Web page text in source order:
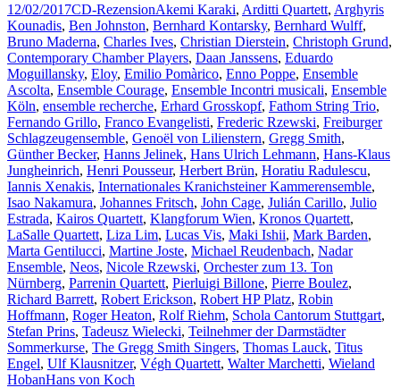
12/02/2017CD-RezensionAkemi Karaki, Arditti Quartett, Arghyris
Kounadis, Ben Johnston, Bernhard Kontarsky, Bernhard Wulff,
Bruno Maderna, Charles Ives, Christian Dierstein, Christoph Grund,
Contemporary Chamber Players, Daan Janssens, Eduardo
Moguillansky, Eloy, Emilio Pomàrico, Enno Poppe, Ensemble
Ascolta, Ensemble Courage, Ensemble Incontri musicali, Ensemble
Köln, ensemble recherche, Erhard Grosskopf, Fathom String Trio,
Fernando Grillo, Franco Evangelisti, Frederic Rzewski, Freiburger
Schlagzeugensemble, Genoël von Lilienstern, Gregg Smith,
Günther Becker, Hanns Jelinek, Hans Ulrich Lehmann, Hans-Klaus
Jungheinrich, Henri Pousseur, Herbert Brün, Horatiu Radulescu,
Iannis Xenakis, Internationales Kranichsteiner Kammerensemble,
Isao Nakamura, Johannes Fritsch, John Cage, Julián Carillo, Julio
Estrada, Kairos Quartett, Klangforum Wien, Kronos Quartett,
LaSalle Quartett, Liza Lim, Lucas Vis, Maki Ishii, Mark Barden,
Marta Gentilucci, Martine Joste, Michael Reudenbach, Nadar
Ensemble, Neos, Nicole Rzewski, Orchester zum 13. Ton
Nürnberg, Parrenin Quartett, Pierluigi Billone, Pierre Boulez,
Richard Barrett, Robert Erickson, Robert HP Platz, Robin
Hoffmann, Roger Heaton, Rolf Riehm, Schola Cantorum Stuttgart,
Stefan Prins, Tadeusz Wielecki, Teilnehmer der Darmstädter
Sommerkurse, The Gregg Smith Singers, Thomas Lauck, Titus
Engel, Ulf Klausnitzer, Végh Quartett, Walter Marchetti, Wieland
HobanHans von Koch